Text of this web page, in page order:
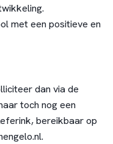
met een positieve en
dan via de
toch nog een
bereikbaar op